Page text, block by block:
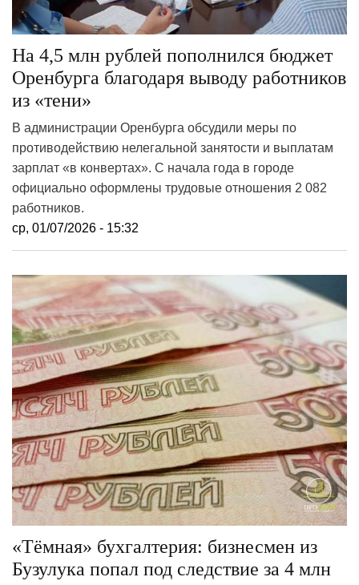
На 4,5 млн рублей пополнился бюджет
Оренбурга благодаря выводу работников
из «тени»
В администрации Оренбурга обсудили меры по
противодействию нелегальной занятости и выплатам
зарплат «в конвертах». С начала года в городе
официально оформлены трудовые отношения 2 082
работников.
ср, 01/07/2026 - 15:32
«Тёмная» бухгалтерия: бизнесмен из
Бузулука попал под следствие за 4 млн